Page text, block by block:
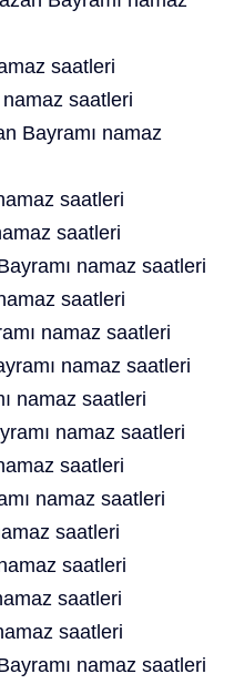
saatleri
saatleri
Bayramı namaz
saatleri
saatleri
namaz saatleri
saatleri
namaz saatleri
namaz saatleri
namaz saatleri
namaz saatleri
saatleri
namaz saatleri
saatleri
saatleri
saatleri
saatleri
namaz saatleri